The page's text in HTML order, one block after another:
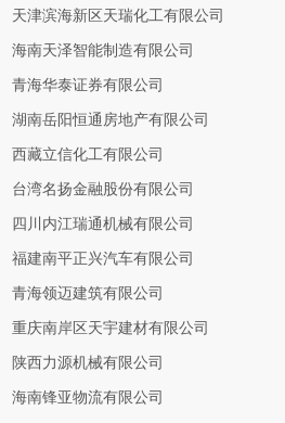
天津滨海新区天瑞化工有限公司
海南天泽智能制造有限公司
青海华泰证券有限公司
湖南岳阳恒通房地产有限公司
西藏立信化工有限公司
台湾名扬金融股份有限公司
四川内江瑞通机械有限公司
福建南平正兴汽车有限公司
青海领迈建筑有限公司
重庆南岸区天宇建材有限公司
陕西力源机械有限公司
海南锋亚物流有限公司